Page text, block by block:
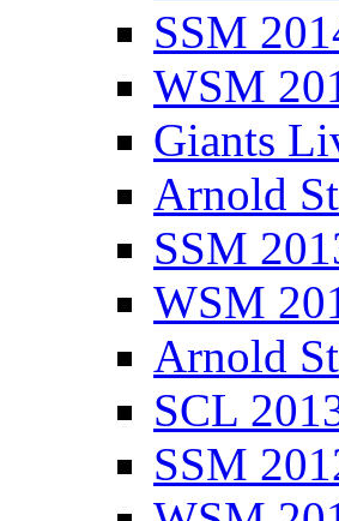
SSM
WSM
Giants
Arnold
SSM
WSM
Arnold
SCL
SSM